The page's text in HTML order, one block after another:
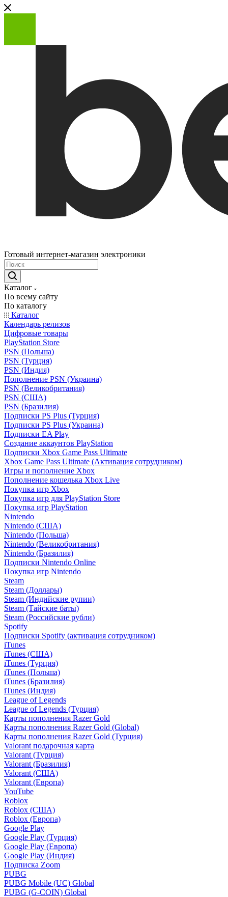
Готовый интернет-магазин электроники
Каталог
По всему сайту
По каталогу
Каталог
Календарь релизов
Цифровые товары
PlayStation Store
PSN (Польша)
PSN (Турция)
PSN (Индия)
Пополнение PSN (Украина)
PSN (Великобритания)
PSN (США)
PSN (Бразилия)
Подписки PS Plus (Турция)
Подписки PS Plus (Украина)
Подписки EA Play
Создание аккаунтов PlayStation
Подписки Xbox Game Pass Ultimate
Xbox Game Pass Ultimate (Активация сотрудником)
Игры и пополнение Xbox
Пополнение кошелька Xbox Live
Покупка игр Xbox
Покупка игр для PlayStation Store
Покупка игр PlayStation
Nintendo
Nintendo (США)
Nintendo (Польша)
Nintendo (Великобритания)
Nintendo (Бразилия)
Подписки Nintendo Online
Покупка игр Nintendo
Steam
Steam (Доллары)
Steam (Индийские рупии)
Steam (Тайские баты)
Steam (Российские рубли)
Spotify
Подписки Spotify (активация сотрудником)
iTunes
iTunes (США)
iTunes (Турция)
iTunes (Польша)
iTunes (Бразилия)
iTunes (Индия)
League of Legends
League of Legends (Турция)
Карты пополнения Razer Gold
Карты пополнения Razer Gold (Global)
Карты пополнения Razer Gold (Турция)
Valorant подарочная карта
Valorant (Турция)
Valorant (Бразилия)
Valorant (США)
Valorant (Европа)
YouTube
Roblox
Roblox (США)
Roblox (Европа)
Google Play
Google Play (Турция)
Google Play (Европа)
Google Play (Индия)
Подписка Zoom
PUBG
PUBG Mobile (UC) Global
PUBG (G-COIN) Global